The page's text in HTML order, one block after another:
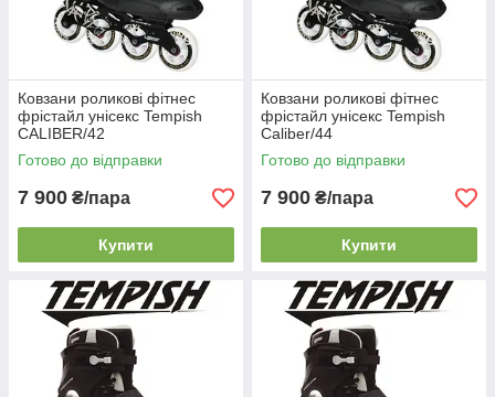
Ковзани роликові фітнес
фрістайл унісекс Tempish
CALIBER/42
Готово до відправки
7 900 ₴/пара
Купити
Ковзани роликові фітнес
фрістайл унісекс Tempish
Caliber/44
Готово до відправки
7 900 ₴/пара
Купити